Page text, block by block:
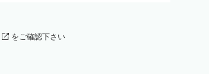
をご確認下さい